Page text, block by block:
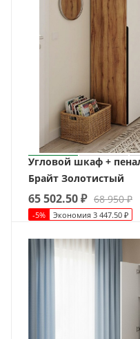
Угловой шкаф +
Брайт Золотистый
65 502.50₽ 68 950₽
-5% Экономия 3 447.50 ₽